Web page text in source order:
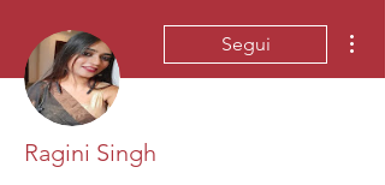
Segui
Ragini Singh